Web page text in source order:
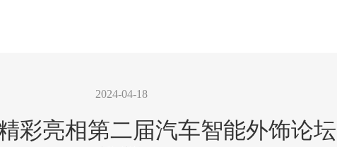
2024-04-18
彩亮相第二届汽车智能外饰论坛